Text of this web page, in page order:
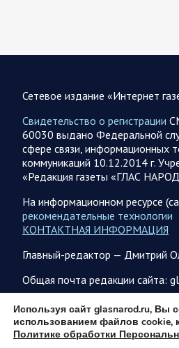
07.08.2026 10:51
Мир
года
война с Ираном скоро закончится.
не сможет продолжать
07.08.2026 09:56
В ночь на 7 августа ВС РФ
объектам в 6 областях Украины
Олег Царев сообщает:
147 БПЛА, запущенных с
якобы «сбиты/подавлены» – 114.
07.08.2026 09:46
Фронтовая сводка Олега
года
Сетевое издание «Интернет
Свидетельство о регистрации
60030 выдано Федеральной
сфере связи, информационных
коммуникаций 10.12.2014 г.
«Редакция газеты «ГЛАС
На информационном ресурсе
рекомендательные технологии
КОНТАКТНАЯ ИНФОРМАЦИЯ
Главный-редактор — Дмитрий
Общая почта редакции сайта:
ПОДПИСКА
Используя сайт glasnarod.ru, Вы
использованием файлов cookie,
Политике обработки